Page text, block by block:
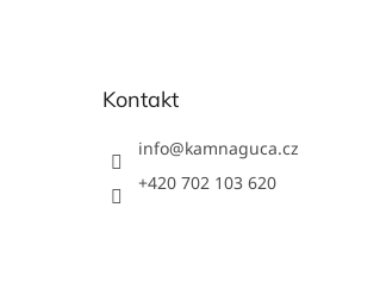
Kontakt
info@kamnaguca.cz
+420 702 103 620